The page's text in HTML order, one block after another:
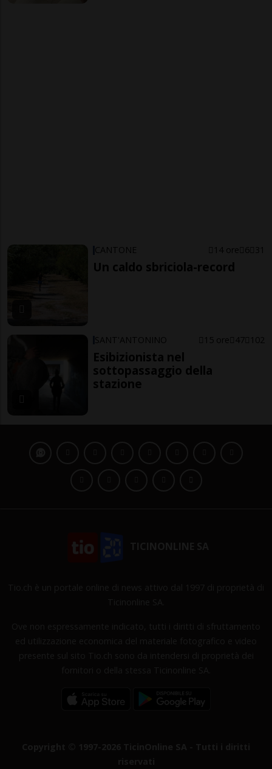
CANTONE 14 ore 6 31
Un caldo sbriciola-record
SANT'ANTONINO 15 ore 47 102
Esibizionista nel
sottopassaggio della
stazione